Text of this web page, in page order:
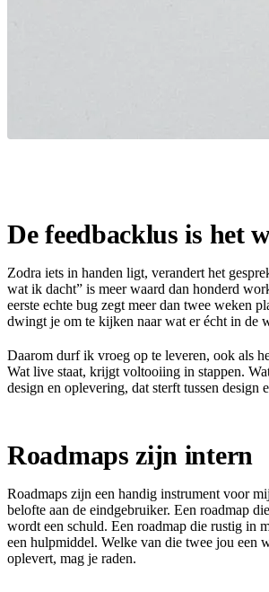
De feedbacklus is het
Zodra iets in handen ligt, verandert het
wat ik dacht” is meer waard dan honderd
eerste echte bug zegt meer dan twee weken
dwingt je om te kijken naar wat er écht in de
Daarom durf ik vroeg op te leveren, ook als
Wat live staat, krijgt voltooiing in stappen.
design en oplevering, dat sterft tussen design
Roadmaps zijn intern
Roadmaps zijn een handig instrument voor
belofte aan de eindgebruiker. Een roadmap
wordt een schuld. Een roadmap die rustig in
een hulpmiddel. Welke van die twee jou een
oplevert, mag je raden.